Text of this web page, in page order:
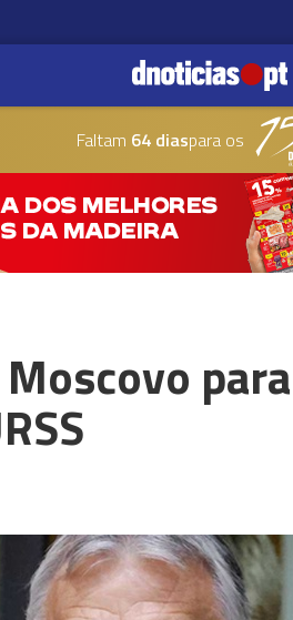
Faltam 64 diaspara os